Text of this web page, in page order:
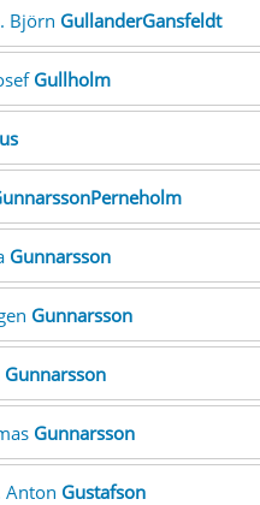
Björn GullanderGansfeldt
Gullholm
Gunnarsson
Gunnarsson
Gunnarsson
Gunnarsson
Anton Gustafson